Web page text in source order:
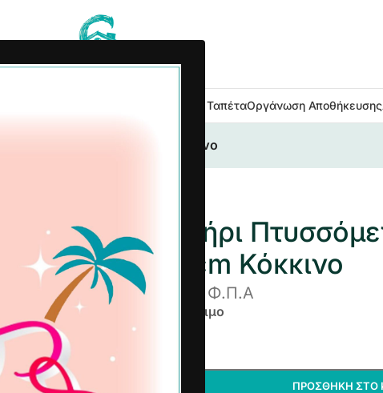
Χαλιά – ΤαπέταΟργάνωση Αποθήκευσης
Τετράγωνο 22×22 cm Κόκκινο
Σουρωτήρι
22×22 cm Κόκκινο
2,82€ συμπ. Φ.Π.Α
Άμεσα διαθέσιμο
ΠΡΟΣΘΉΚΗ ΣΤΟ